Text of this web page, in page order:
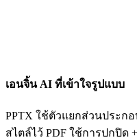
เอนจิ้น AI ที่เข้าใจรูปแบบ
PPTX ใช้ตัวแยกส่วนประก
สไตล์ไว้ PDF ใช้การปกปิด